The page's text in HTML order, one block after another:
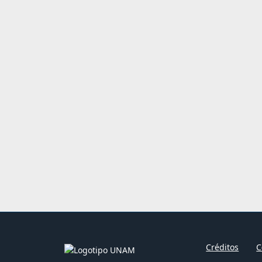
Créditos